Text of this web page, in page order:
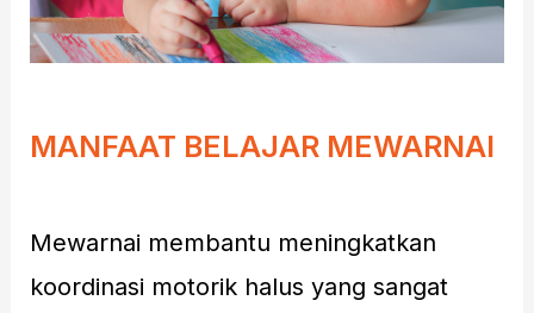
MANFAAT BELAJAR MEWARNAI
Mewarnai membantu meningkatkan
koordinasi motorik halus yang sangat